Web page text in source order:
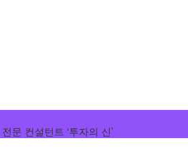
문 컨설턴트 ‘투자의 신’